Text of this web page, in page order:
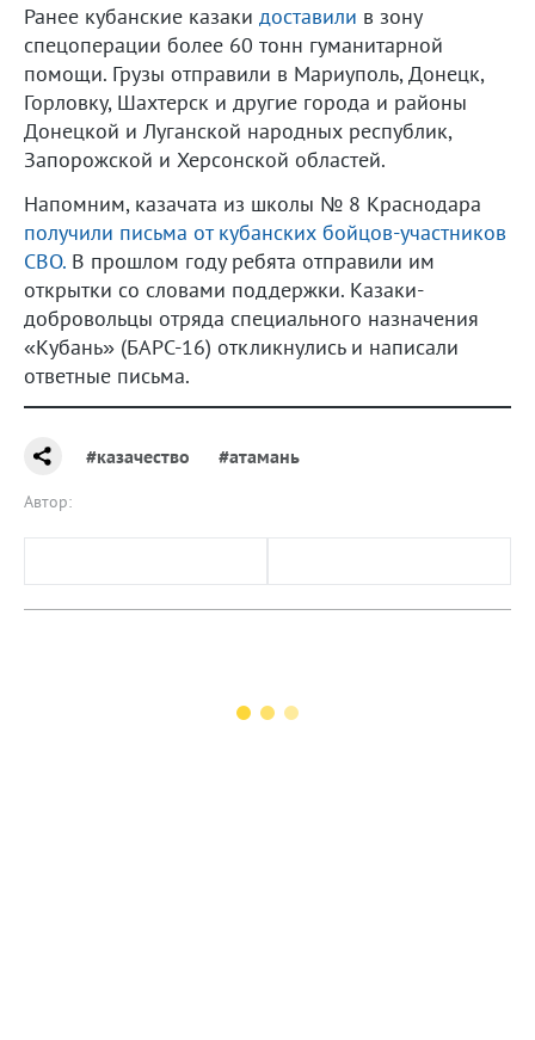
Ранее кубанские казаки доставили в зону
спецоперации более 60 тонн гуманитарной
помощи. Грузы отправили в Мариуполь, Донецк,
Горловку, Шахтерск и другие города и районы
Донецкой и Луганской народных республик,
Запорожской и Херсонской областей.
Напомним, казачата из школы № 8 Краснодара
получили письма от кубанских бойцов-участников
СВО. В прошлом году ребята отправили им
открытки со словами поддержки. Казаки-
добровольцы отряда специального назначения
«Кубань» (БАРС-16) откликнулись и написали
ответные письма.
#казачество #атамань
Автор: